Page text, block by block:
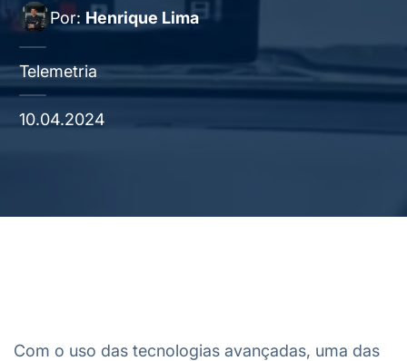
Por: Henrique Lima
Telemetria
10.04.2024
Com o uso das tecnologias avançadas, uma das